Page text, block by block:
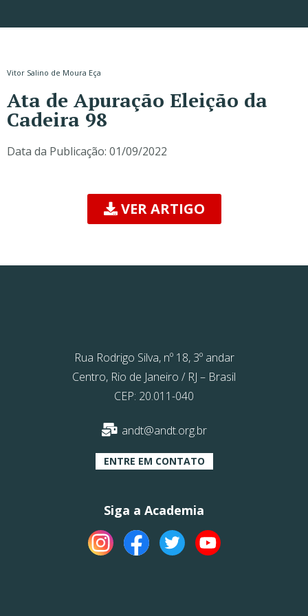
Vitor Salino de Moura Eça
Ata de Apuração Eleição da
Cadeira 98
Data da Publicação: 01/09/2022
VER ARTIGO
Rua Rodrigo Silva, nº 18, 3º andar
Centro, Rio de Janeiro / RJ – Brasil
CEP: 20.011-040
andt@andt.org.br
ENTRE EM CONTATO
Siga a Academia